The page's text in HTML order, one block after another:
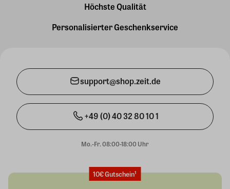
Höchste Qualität
Personalisierter Geschenkservice
support@shop.zeit.de
+49 (0) 40 32 80 10 1
Mo.-Fr. 08:00-18:00 Uhr
10€ Gutschein¹